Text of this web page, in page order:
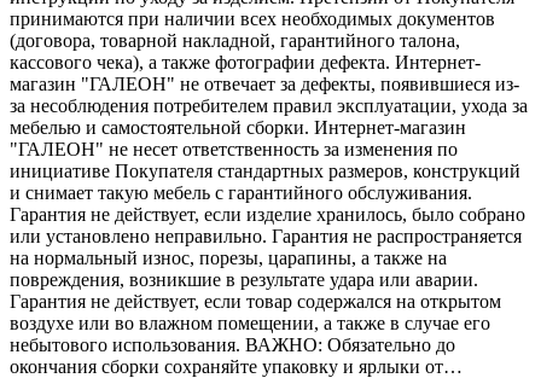
принимаются при наличии всех необходимых документов
(договора, товарной накладной, гарантийного талона,
кассового чека), а также фотографии дефекта. Интернет-
магазин "ГАЛЕОН" не отвечает за дефекты, появившиеся из-
за несоблюдения потребителем правил эксплуатации, ухода за
мебелью и самостоятельной сборки. Интернет-магазин
"ГАЛЕОН" не несет ответственность за изменения по
инициативе Покупателя стандартных размеров, конструкций
и снимает такую мебель с гарантийного обслуживания.
Гарантия не действует, если изделие хранилось, было собрано
или установлено неправильно. Гарантия не распространяется
на нормальный износ, порезы, царапины, а также на
повреждения, возникшие в результате удара или аварии.
Гарантия не действует, если товар содержался на открытом
воздухе или во влажном помещении, а также в случае его
небытового использования. ВАЖНО: Обязательно до
окончания сборки сохраняйте упаковку и ярлыки от…